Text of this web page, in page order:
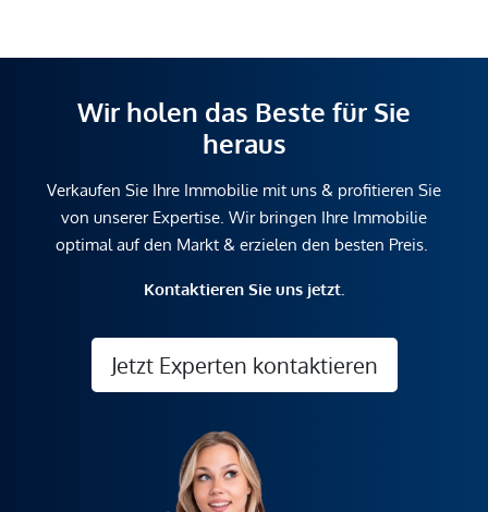
Wir holen das Beste für Sie
heraus
Verkaufen Sie Ihre Immobilie mit uns & profitieren Sie
von unserer Expertise. Wir bringen Ihre Immobilie
optimal auf den Markt & erzielen den besten Preis.
Kontaktieren Sie uns jetzt.
Jetzt Experten kontaktieren